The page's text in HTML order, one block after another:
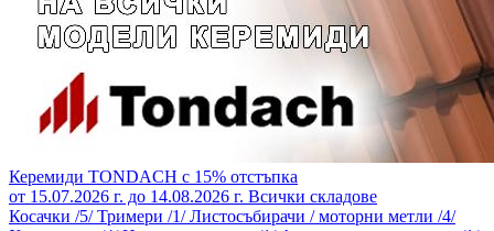
Керемиди TONDACH с 15% отстъпка
от 15.07.2026 г. до 14.08.2026 г. Всички складове
Косачки /5/Тримери /1/Листосъбирачи / моторни метли /4/